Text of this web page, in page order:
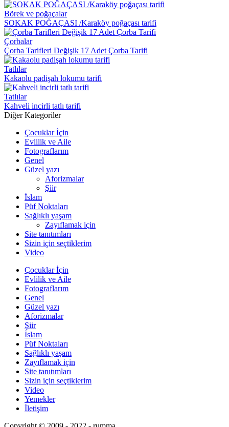
Börek ve poğaçalar
SOKAK POĞAÇASI /Karaköy poğaçası tarifi
Çorbalar
Çorba Tarifleri Değişik 17 Adet Çorba Tarifi
Tatlılar
Kakaolu padişah lokumu tarifi
Tatlılar
Kahveli incirli tatlı tarifi
Diğer Kategoriler
Çocuklar İçin
Evlilik ve Aile
Fotograflarım
Genel
Güzel yazı
Aforizmalar
Şiir
İslam
Püf Noktaları
Sağlıklı yaşam
Zayıflamak için
Site tanıtımları
Sizin için seçtiklerim
Video
Çocuklar İçin
Evlilik ve Aile
Fotograflarım
Genel
Güzel yazı
Aforizmalar
Şiir
İslam
Püf Noktaları
Sağlıklı yaşam
Zayıflamak için
Site tanıtımları
Sizin için seçtiklerim
Video
Yemekler
İletişim